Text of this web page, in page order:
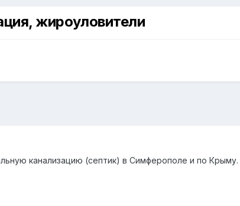
жироуловители
канализацию (септик) в Симферополе и по